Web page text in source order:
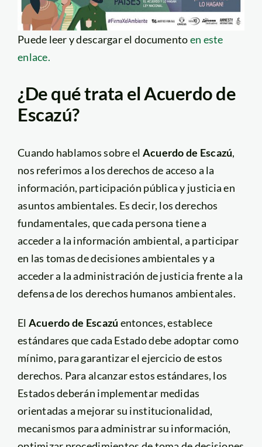
Puede leer y descargar el documentoen este
enlace.
¿De qué trata el Acuerdo de
Escazú?
Cuando hablamos sobre el Acuerdo de Escazú,
nos referimos a los derechos de acceso a la
información, participación pública y justicia en
asuntos ambientales. Es decir, los derechos
fundamentales, que cada persona tiene a
acceder a la información ambiental, a participar
en las tomas de decisiones ambientales y a
acceder a la administración de justicia frente a la
defensa de los derechos humanos ambientales.
El Acuerdo de Escazú entonces, establece
estándares que cada Estado debe adoptar como
mínimo, para garantizar el ejercicio de estos
derechos. Para alcanzar estos estándares, los
Estados deberán implementar medidas
orientadas a mejorar su institucionalidad,
mecanismos para administrar su información,